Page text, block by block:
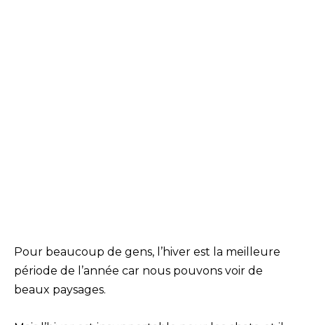
Pour beaucoup de gens, l’hiver est la meilleure
période de l’année car nous pouvons voir de
beaux paysages.